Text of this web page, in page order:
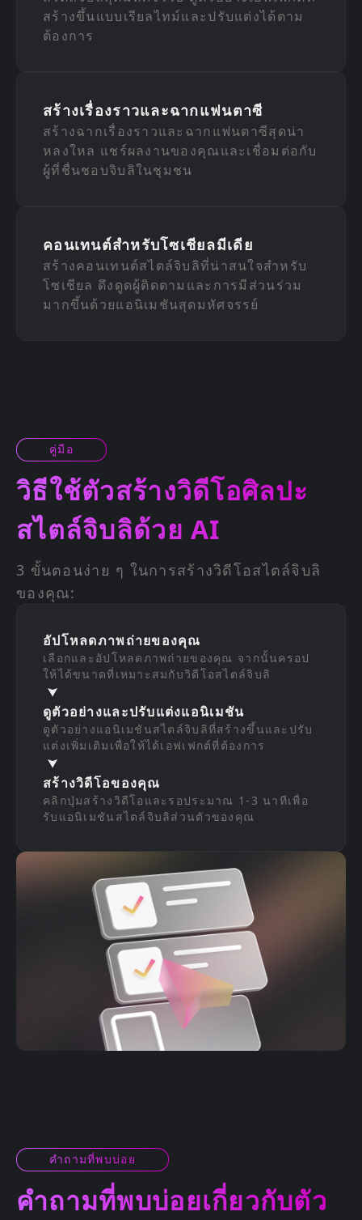
สร้างขึ้นแบบเรียลไทม์และปรับแต่งได้ตาม
ต้องการ
สร้างเรื่องราวและฉากแฟนตาซี
สร้างฉากเรื่องราวและฉากแฟนตาซีสุดน่า
หลงใหล แชร์ผลงานของคุณและเชื่อมต่อกับ
ผู้ที่ชื่นชอบจิบลิในชุมชน
คอนเทนต์สำหรับโซเชียลมีเดีย
สร้างคอนเทนต์สไตล์จิบลิที่น่าสนใจสำหรับ
โซเชียล ดึงดูดผู้ติดตามและการมีส่วนร่วม
มากขึ้นด้วยแอนิเมชันสุดมหัศจรรย์
คู่มือ
วิธีใช้ตัวสร้างวิดีโอศิลปะ
สไตล์จิบลิด้วย AI
3 ขั้นตอนง่าย ๆ ในการสร้างวิดีโอสไตล์จิบลิ
ของคุณ:
อัปโหลดภาพถ่ายของคุณ
เลือกและอัปโหลดภาพถ่ายของคุณ จากนั้นครอป
ให้ได้ขนาดที่เหมาะสมกับวิดีโอสไตล์จิบลิ
ดูตัวอย่างและปรับแต่งแอนิเมชัน
ดูตัวอย่างแอนิเมชันสไตล์จิบลิที่สร้างขึ้นและปรับ
แต่งเพิ่มเติมเพื่อให้ได้เอฟเฟกต์ที่ต้องการ
สร้างวิดีโอของคุณ
คลิกปุ่มสร้างวิดีโอและรอประมาณ 1-3 นาทีเพื่อ
รับแอนิเมชันสไตล์จิบลิส่วนตัวของคุณ
คำถามที่พบบ่อย
คำถามที่พบบ่อยเกี่ยวกับตัว